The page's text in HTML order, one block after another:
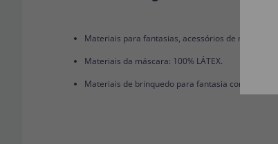
Materiais para fantasias, acessórios de roupas e
Materiais da máscara: 100% LÁTEX.
Materiais de brinquedo para fantasia completa: